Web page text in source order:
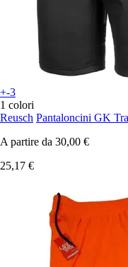
+-3
1 colori
Reusch Pantaloncini GK
A partire da 30,00 €
25,17 €